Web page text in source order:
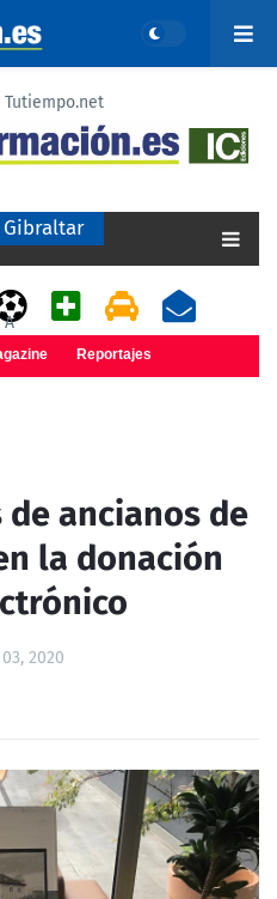
Gibraltar
A
Reportajes
ancianos de
la donación
2020